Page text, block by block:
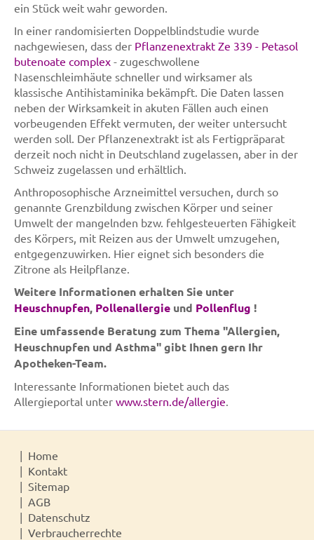
ein Stück weit wahr geworden.
In einer randomisierten Doppelblindstudie wurde
nachgewiesen, dass der Pflanzenextrakt Ze 339 - Petasol
butenoate complex - zugeschwollene
Nasenschleimhäute schneller und wirksamer als
klassische Antihistaminika bekämpft. Die Daten lassen
neben der Wirksamkeit in akuten Fällen auch einen
vorbeugenden Effekt vermuten, der weiter untersucht
werden soll. Der Pflanzenextrakt ist als Fertigpräparat
derzeit noch nicht in Deutschland zugelassen, aber in der
Schweiz zugelassen und erhältlich.
Anthroposophische Arzneimittel versuchen, durch so
genannte Grenzbildung zwischen Körper und seiner
Umwelt der mangelnden bzw. fehlgesteuerten Fähigkeit
des Körpers, mit Reizen aus der Umwelt umzugehen,
entgegenzuwirken. Hier eignet sich besonders die
Zitrone als Heilpflanze.
Weitere Informationen erhalten Sie unter
Heuschnupfen, Pollenallergie und Pollenflug !
Eine umfassende Beratung zum Thema "Allergien,
Heuschnupfen und Asthma" gibt Ihnen gern Ihr
Apotheken-Team.
Interessante Informationen bietet auch das
Allergieportal unter www.stern.de/allergie.
Home
Kontakt
Sitemap
AGB
Datenschutz
Verbraucherrechte